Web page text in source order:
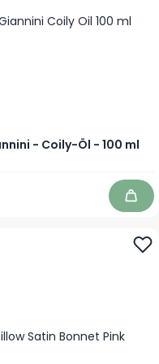
- Coily-Öl - 100 ml
In